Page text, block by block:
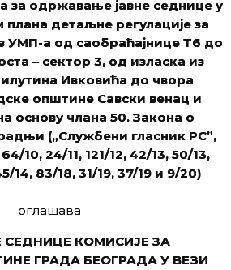
за одржавање јавне седнице у
плана детаљне регулације за
УМП-а од саобраћајнице Т6 до
– сектор 3, од изласка из
Ивковића до чвора
општине Савски венац и
основу члана 50. Закона о
(„Службени гласник РС”,
10, 24/11, 121/12, 42/13, 50/13,
14, 83/18, 31/19, 37/19 и 9/20)
оглашава
КОМИСИЈЕ ЗА
ГРАДА БЕОГРАДА У ВЕЗИ